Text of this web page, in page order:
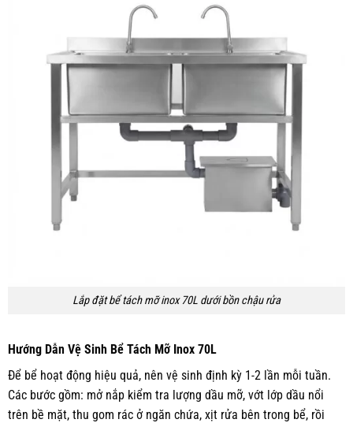
Lắp đặt bể tách mỡ inox 70L dưới bồn chậu rửa
Hướng Dẫn Vệ Sinh Bể Tách Mỡ Inox 70L
Để bể hoạt động hiệu quả, nên vệ sinh định kỳ 1-2 lần mỗi tuần.
Các bước gồm: mở nắp kiểm tra lượng dầu mỡ, vớt lớp dầu nổi
trên bề mặt, thu gom rác ở ngăn chứa, xịt rửa bên trong bể, rồi